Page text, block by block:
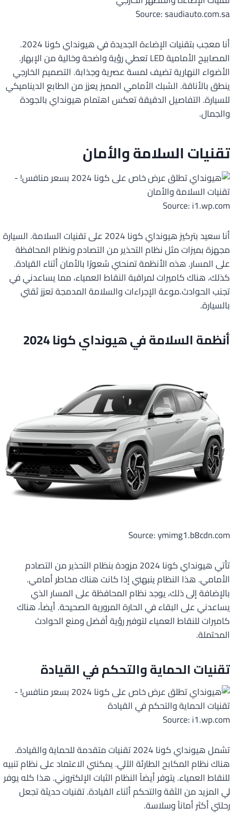
Source: saudiauto.com.sa
أنا معجب بتقنيات الإضاءة الجديدة في هيونداي كونا 2024.
المصابيح الأمامية LED تعطي رؤية واضحة وخالية من الإبهار.
الأضواء النهارية تضيف لمسة عصرية وجذابة. التصميم الخارجي
ينطق بالأناقة. الشبك الأمامي المميز يعزز من الطابع الديناميكي
للسيارة. التفاصيل الدقيقة تعكس اهتمام هيونداي بالجودة
والجمال.
تقنيات السلامة والأمان
Source: i1.wp.com
أنا سعيد بتركيز هيونداي كونا 2024 على تقنيات السلامة. السيارة
مجهزة بميزات مثل نظام التحذير من التصادم ونظام المحافظة
على المسار. هذه الأنظمة تمنحني شعورًا بالأمان أثناء القيادة.
كذلك، هناك كاميرات لمراقبة النقاط العمياء، مما يساعدني في
تجنب الحوادث.موعة الإجراءات والسلامة المدمجة تعزز ثقتي
بالسيارة.
أنظمة السلامة في هيونداي كونا 2024
Source: ymimg1.b8cdn.com
تأتي هيونداي كونا 2024 مزودة بنظام التحذير من التصادم
الأمامي. هذا النظام ينبهني إذا كانت هناك مخاطر أمامي.
بالإضافة إلى ذلك، يوجد نظام المحافظة على المسار الذي
يساعدني على البقاء في الحارة المرورية الصحيحة. أيضاً، هناك
كاميرات للنقاط العمياء لتوفير رؤية أفضل ومنع الحوادث
المحتملة.
تقنيات الحماية والتحكم في القيادة
Source: i1.wp.com
تشمل هيونداي كونا 2024 تقنيات متقدمة للحماية والقيادة.
هناك نظام المكابح الطارئة الآلي. يمكنني الاعتماد على نظام تنبيه
للنقاط العمياء. يتوفر أيضاً النظام الثبات الإلكتروني. هذا كله يوفر
لي المزيد من الثقة والتحكم أثناء القيادة. تقنيات حديثة تجعل
رحلتي أكثر أماناً وسلاسة.